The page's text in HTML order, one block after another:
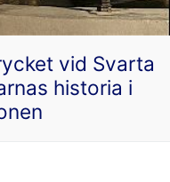
vid Svarta
historia i